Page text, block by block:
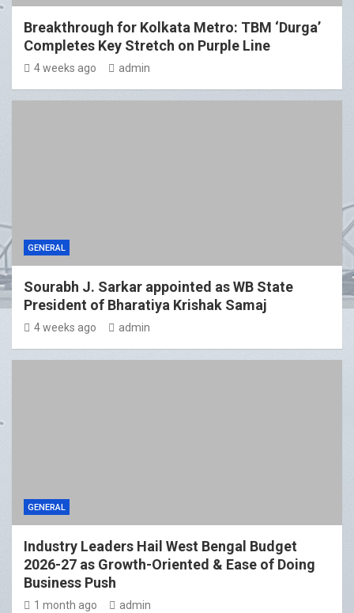
Breakthrough for Kolkata Metro: TBM ‘Durga’
Completes Key Stretch on Purple Line
4 weeks ago admin
GENERAL
Sourabh J. Sarkar appointed as WB State
President of Bharatiya Krishak Samaj
4 weeks ago admin
GENERAL
Industry Leaders Hail West Bengal Budget
2026-27 as Growth-Oriented & Ease of Doing
Business Push
1 month ago admin